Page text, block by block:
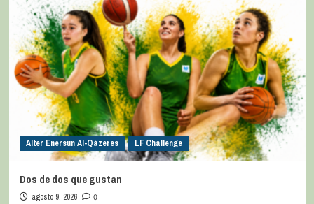
Alter Enersun Al-Qázeres LF Challenge
Dos de dos que gustan
agosto 9, 2026 0